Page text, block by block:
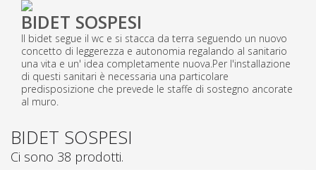
BIDET SOSPESI
Il bidet segue il wc e si stacca da terra seguendo un nuovo
concetto di leggerezza e autonomia regalando al sanitario
una vita e un' idea completamente nuova.Per l'installazione
di questi sanitari è necessaria una particolare
predisposizione che prevede le staffe di sostegno ancorate
al muro.
BIDET SOSPESI
Ci sono 38 prodotti.